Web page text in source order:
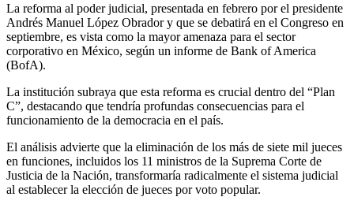
La reforma al poder judicial, presentada en febrero por el presidente
Andrés Manuel López Obrador y que se debatirá en el Congreso en
septiembre, es vista como la mayor amenaza para el sector
corporativo en México, según un informe de Bank of America
(BofA).
La institución subraya que esta reforma es crucial dentro del “Plan
C”, destacando que tendría profundas consecuencias para el
funcionamiento de la democracia en el país.
El análisis advierte que la eliminación de los más de siete mil jueces
en funciones, incluidos los 11 ministros de la Suprema Corte de
Justicia de la Nación, transformaría radicalmente el sistema judicial
al establecer la elección de jueces por voto popular.